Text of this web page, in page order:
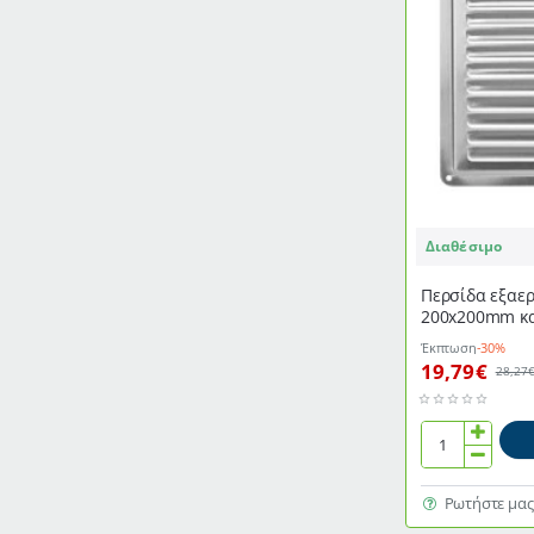
Διαθέσιμο
Περσίδα
200x200mm
εξωτερικό χώρο
Έκπτωση-30%
19,79€
Περσίδα
ανοξείδωτη
200x200mm
Ρωτήστε μας